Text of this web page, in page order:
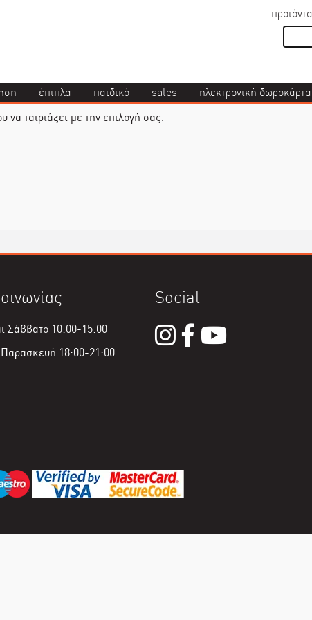
προϊόντα
έπιπλα παιδικό sales ηλεκτρονική δωροκάρτα
ταιριάζει με την επιλογή σας.
Σάββατο 10:00-15:00
Παρασκευή 18:00-21:00
Social